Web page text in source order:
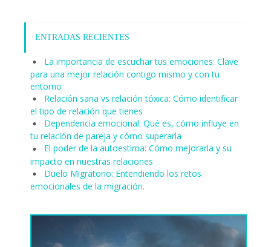
ENTRADAS RECIENTES
La importancia de escuchar tus emociones: Clave
para una mejor relación contigo mismo y con tu
entorno
Relación sana vs relación tóxica: Cómo identificar
el tipo de relación que tienes
Dependencia emocional: Qué es, cómo influye en
tu relación de pareja y cómo superarla
El poder de la autoestima: Cómo mejorarla y su
impacto en nuestras relaciones
Duelo Migratorio: Entendiendo los retos
emocionales de la migración.